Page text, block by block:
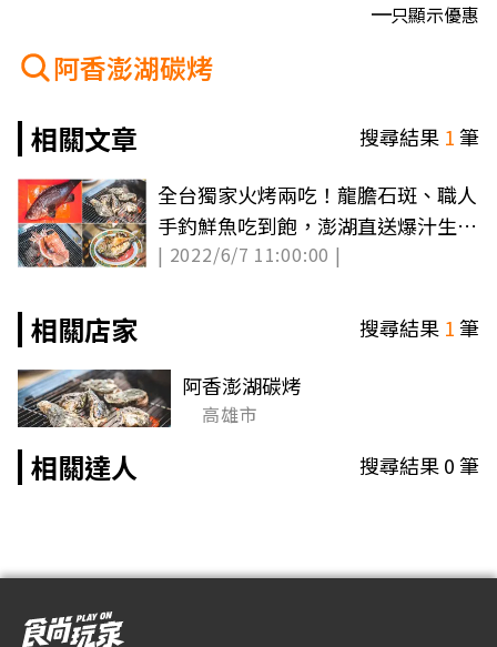
只顯示優惠
阿香澎湖碳烤
相關文章
搜尋結果 1筆
全台獨家火烤兩吃！龍膽石斑、職人
手釣鮮魚吃到飽，澎湖直送爆汁生蠔
也必搶
| 2022/6/7 11:00:00 |
相關店家 搜尋結果 1筆
阿香澎湖碳烤
高雄市
相關達人 搜尋結果0筆